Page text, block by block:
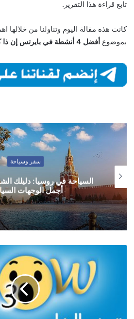
تابع قراءة هذا التقرير.
كانت هذه مقالة اليوم وتناولنا من خلالها
بموضوع أفضل 4 أنشطة في بايرتس إن ذا كاكتوس أكوابارك بودروم
سفر وسياحة
السياحة في روسيا: دليلك
أجمل الوجهات